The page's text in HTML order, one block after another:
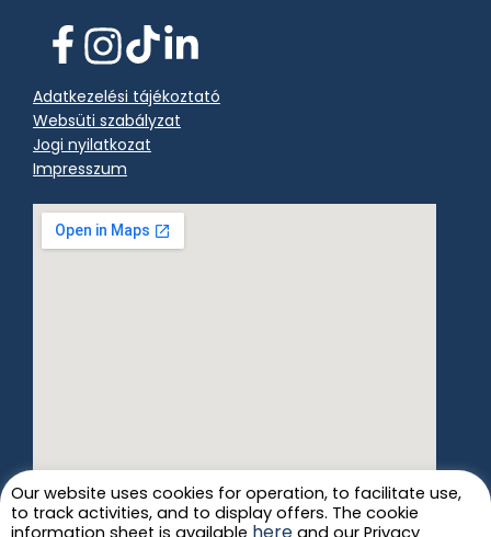
Adatkezelési tájékoztató
Websüti szabályzat
Jogi nyilatkozat
Impresszum
Our website uses cookies for operation, to facilitate use,
to track activities, and to display offers. The cookie
information sheet is available
and our Privacy